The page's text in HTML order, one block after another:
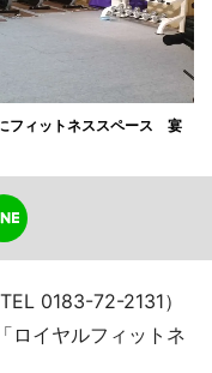
フィットネススペース 宴
0183-72-2131）
ロイヤルフィットネ